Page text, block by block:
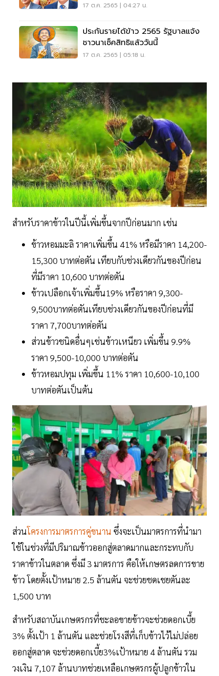
17 ต.ค. 2565 | 04:27 น.
ประกันรายได้ข้าว 2565 รัฐบาลแจ้ง
ชาวนาเช็คสิทธิแล้ววันนี้
17 ต.ค. 2565 | 05:18 น.
สำหรับราคาข้าวในปีนี้เพิ่มขึ้นจากปีก่อนมาก เช่น
ข้าวหอมมะลิ ราคาเพิ่มขึ้น 41% หรือมีราคา 14,200-
15,300 บาทต่อตัน เทียบกับช่วงเดียวกันของปีก่อน
ที่มีราคา 10,600 บาทต่อตัน
ข้าวเปลือกเจ้าเพิ่มขึ้น19% หรือราคา 9,300-
9,500บาทต่อตันเทียบช่วงเดียวกันของปีก่อนที่มี
ราคา 7,700บาทต่อตัน
ส่วนข้าวชนิดอื่นๆเช่นข้าวเหนียว เพิ่มขึ้น 9.9%
ราคา 9,500-10,000 บาทต่อตัน
ข้าวหอมปทุม เพิ่มขึ้น 11% ราคา 10,600-10,100
บาทต่อตันเป็นต้น
ส่วนโครงการมาตรการคู่ขนาน ซึ่งจะเป็นมาตรการที่นำมา
ใช้ในช่วงที่มีปริมาณข้าวออกสู่ตลาดมากและกระทบกับ
ราคาข้าวในตลาด ซึ่งมี 3 มาตรการ คือให้เกษตรลดการขาย
ข้าว โดยตั้งเป้าหมาย 2.5 ล้านตัน จะช่วยชดเชยตันละ
1,500 บาท
สำหรับสถาบันเกษตรกรที่ชะลอขายข้าวจะช่วยดอกเบี้ย
3% ตั้งเป้า 1 ล้านตัน และช่วยโรงสีที่เก็บข้าวไว้ไม่ปล่อย
ออกสู่ตลาด จะช่วยดอกเบี้ย3%เป้าหมาย 4 ล้านตัน รวม
วงเงิน 7,107 ล้านบาทช่วยเหลือเกษตรกรผู้ปลูกข้าวใน